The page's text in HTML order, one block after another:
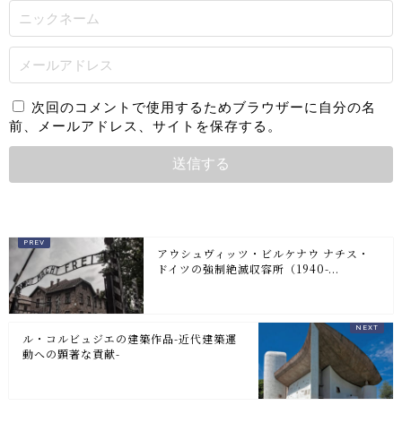
次回のコメントで使用するためブラウザーに自分の名
前、メールアドレス、サイトを保存する。
アウシュヴィッツ・ビルケナウ ナチス・
ドイツの強制絶滅収容所（1940-...
ル・コルビュジエの建築作品-近代建築運
動への顕著な貢献-